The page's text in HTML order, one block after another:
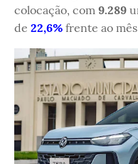
colocação, com 9.289
de 22,6% frente ao